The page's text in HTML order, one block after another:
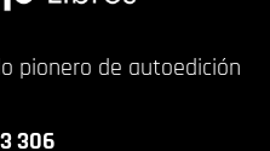
pionero de autoedición
306